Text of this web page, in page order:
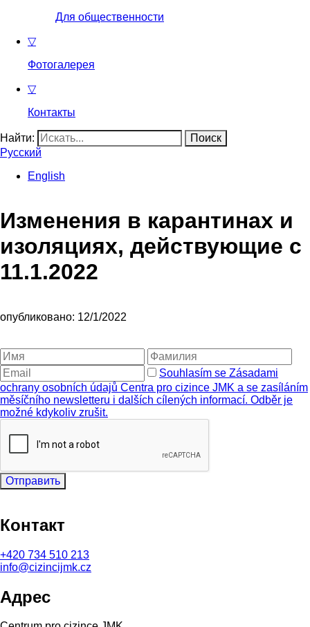
Для общественности
▽
Фотогалерея
▽
Контакты
Найти:
Русский
English
Изменения в карантинах и
изоляциях, действующие с
11.1.2022
опубликовано: 12/1/2022
Souhlasím se Zásadami
ochrany osobních údajů Centra pro cizince JMK a se zasíláním
měsíčního newsletteru i dalších cílených informací. Odběr je
možné kdykoliv zrušit.
Отправить
Контакт
+420 734 510 213
info@cizincijmk.cz
Адрес